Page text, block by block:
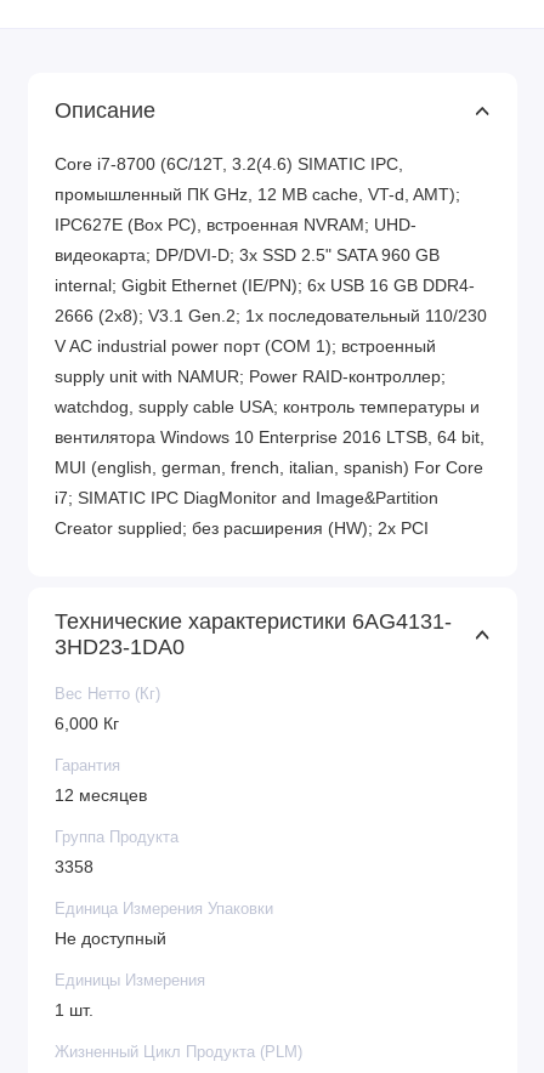
Описание
Core i7-8700 (6C/12T, 3.2(4.6) SIMATIC IPC,
промышленный ПК GHz, 12 MB cache, VT-d, AMT);
IPC627E (Box PC), встроенная NVRAM; UHD-
видеокарта; DP/DVI-D; 3x SSD 2.5" SATA 960 GB
internal; Gigbit Ethernet (IE/PN); 6x USB 16 GB DDR4-
2666 (2x8); V3.1 Gen.2; 1x последовательный 110/230
V AC industrial power порт (COM 1); встроенный
supply unit with NAMUR; Power RAID-контроллер;
watchdog, supply cable USA; контроль температуры и
вентилятора Windows 10 Enterprise 2016 LTSB, 64 bit,
MUI (english, german, french, italian, spanish) For Core
i7; SIMATIC IPC DiagMonitor and Image&Partition
Creator supplied; без расширения (HW); 2x PCI
Технические характеристики 6AG4131-
3HD23-1DA0
Вес Нетто (Кг)
6,000 Кг
Гарантия
12 месяцев
Группа Продукта
3358
Единица Измерения Упаковки
Не доступный
Единицы Измерения
1 шт.
Жизненный Цикл Продукта (PLM)